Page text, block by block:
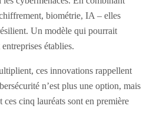
biométrie, IA – elles
Un modèle qui pourrait
établies.
ces innovations rappellent
n’est plus une option, mais
ces cinq lauréats sont en première